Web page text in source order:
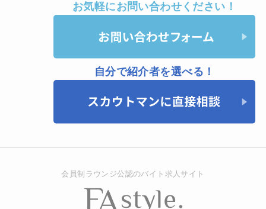
お気軽にお問い合わせください！
自分で紹介者を選べる！
会員制ラウンジ公認のバイト求人サイト